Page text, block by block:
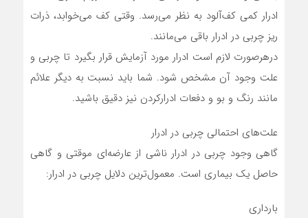
ادرار کمی کف‌آلود به نظر می‌رسد. وقتی کف می‌خوابد، ذرات
ریز چربی در ادرار باقی می‌مانند.
درهرصورت لازم است ادرار مورد آزمایش قرار بگیرد تا چربی و
علت وجود آن مشخص شود. شما باید نسبت به دیگر علائم
مانند رنگ و بو و دفعات ادرارکردن نیز دقیق باشید.
علت‌های احتمالی چربی در ادرار
گاهی وجود چربی در ادرار ناشی از عارضه‌ای موقتی و گاهی
حاصل یک بیماری است. معمول‌ترین دلایل چربی در ادرار:
بارداری